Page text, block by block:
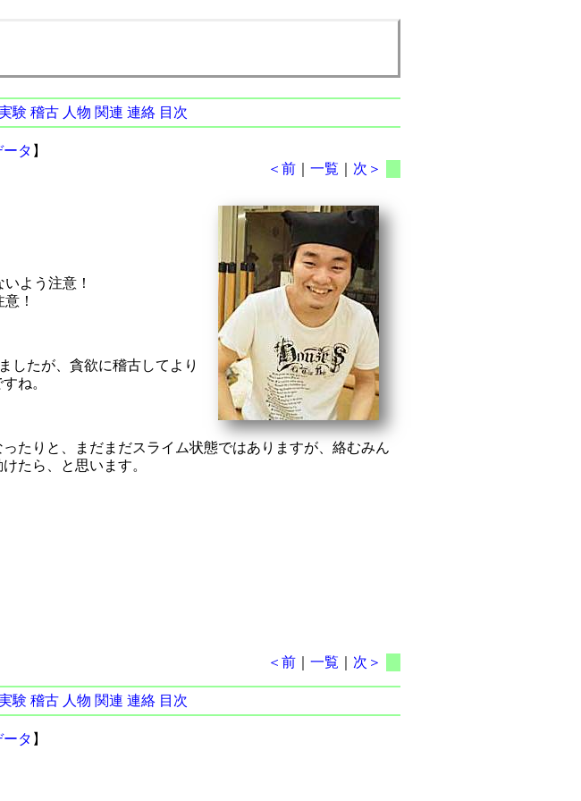
験 稽古 人物 関連 連絡 目次
タ 】
＜前 ｜一覧 次＞
よう注意！
！
したが、貪欲に稽古してより
ね。
たりと、まだまだスライム状態ではありますが、絡むみん
たら、と思います。
＜前 ｜一覧 次＞
験 稽古 人物 関連 連絡 目次
タ 】